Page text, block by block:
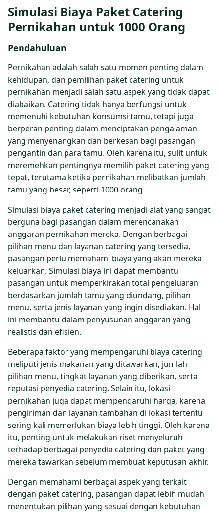
Simulasi Biaya Paket Catering
Pernikahan untuk 1000 Orang
Pendahuluan
Pernikahan adalah salah satu momen penting dalam
kehidupan, dan pemilihan paket catering untuk
pernikahan menjadi salah satu aspek yang tidak dapat
diabaikan. Catering tidak hanya berfungsi untuk
memenuhi kebutuhan konsumsi tamu, tetapi juga
berperan penting dalam menciptakan pengalaman
yang menyenangkan dan berkesan bagi pasangan
pengantin dan para tamu. Oleh karena itu, sulit untuk
meremehkan pentingnya memilih paket catering yang
tepat, terutama ketika pernikahan melibatkan jumlah
tamu yang besar, seperti 1000 orang.
Simulasi biaya paket catering menjadi alat yang sangat
berguna bagi pasangan dalam merencanakan
anggaran pernikahan mereka. Dengan berbagai
pilihan menu dan layanan catering yang tersedia,
pasangan perlu memahami biaya yang akan mereka
keluarkan. Simulasi biaya ini dapat membantu
pasangan untuk memperkirakan total pengeluaran
berdasarkan jumlah tamu yang diundang, pilihan
menu, serta jenis layanan yang ingin disediakan. Hal
ini membantu dalam penyusunan anggaran yang
realistis dan efisien.
Beberapa faktor yang mempengaruhi biaya catering
meliputi jenis makanan yang ditawarkan, jumlah
pilihan menu, tingkat layanan yang diberikan, serta
reputasi penyedia catering. Selain itu, lokasi
pernikahan juga dapat mempengaruhi harga, karena
pengiriman dan layanan tambahan di lokasi tertentu
sering kali memerlukan biaya lebih tinggi. Oleh karena
itu, penting untuk melakukan riset menyeluruh
terhadap berbagai penyedia catering dan paket yang
mereka tawarkan sebelum membuat keputusan akhir.
Dengan memahami berbagai aspek yang terkait
dengan paket catering, pasangan dapat lebih mudah
menentukan pilihan yang sesuai dengan kebutuhan